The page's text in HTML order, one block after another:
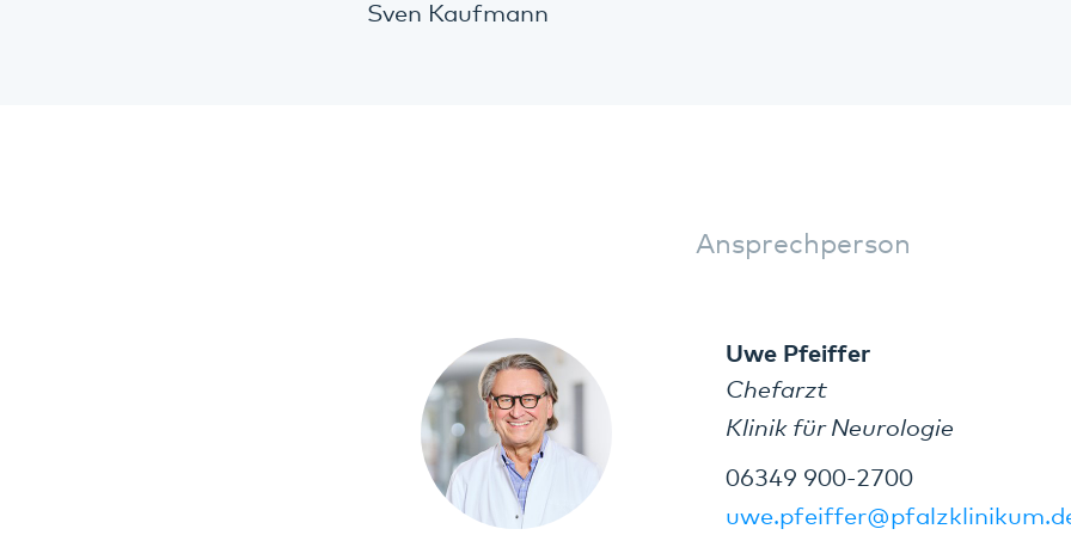
Sven Kaufmann
Ansprechperson
Uwe Pfeiffer
Chefarzt
Klinik für Neurologie
06349 900-2700